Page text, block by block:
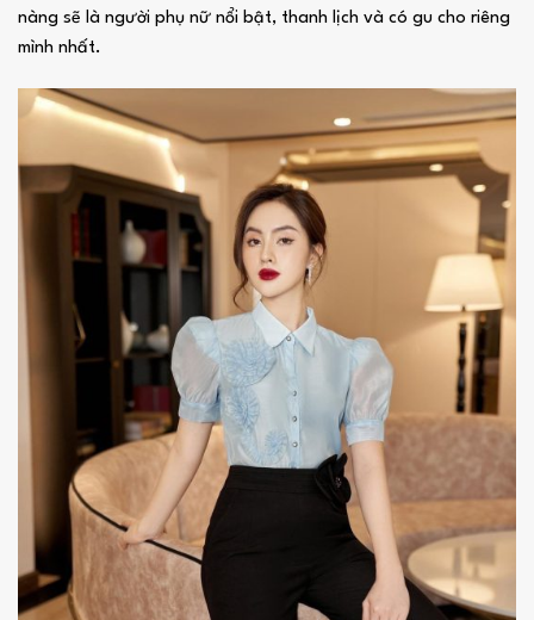
nàng sẽ là người phụ nữ nổi bật, thanh lịch và có gu cho riêng
mình nhất.